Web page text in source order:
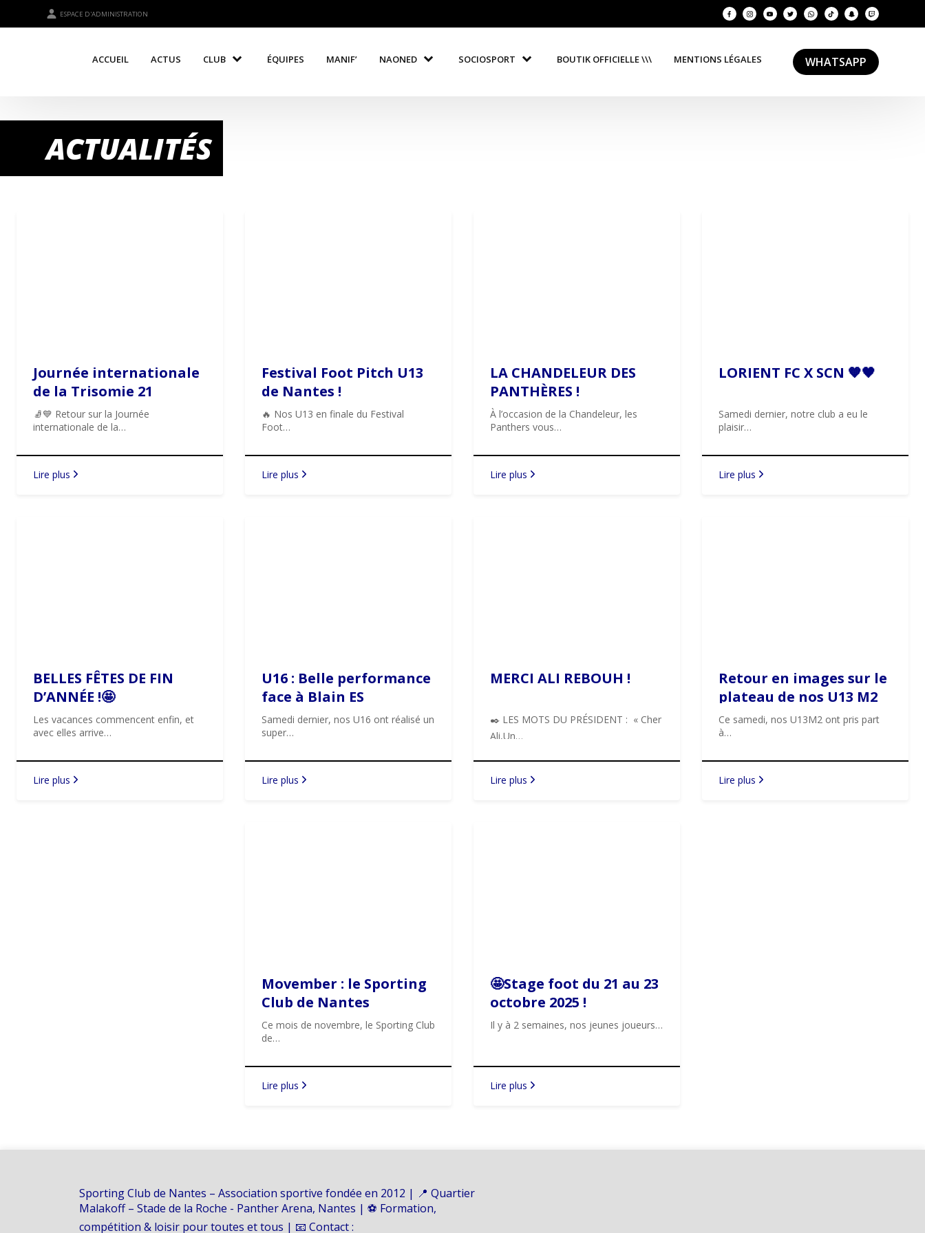
ESPACE D'ADMINISTRATION
ACCUEIL ACTUS CLUB ÉQUIPES MANIF’ NAONED SOCIOSPORT BOUTIK OFFICIELLE \\\ MENTIONS LÉGALES WHATSAPP
ACTUALITÉS
Journée internationale
de la Trisomie 21
🧦💙 Retour sur la Journée
internationale de la…
Lire plus
Festival Foot Pitch U13
de Nantes !
🔥 Nos U13 en finale du Festival
Foot…
Lire plus
LA CHANDELEUR DES
PANTHÈRES !
À l’occasion de la Chandeleur, les
Panthers vous…
Lire plus
LORIENT FC X SCN 🧡🖤
Samedi dernier, notre club a eu le
plaisir…
Lire plus
BELLES FÊTES DE FIN
D’ANNÉE !🤩
Les vacances commencent enfin, et
avec elles arrive…
Lire plus
U16 : Belle performance
face à Blain ES
Samedi dernier, nos U16 ont réalisé un
super…
Lire plus
MERCI ALI REBOUH !
✒️ LES MOTS DU PRÉSIDENT : « Cher
Ali,Un…
Lire plus
Retour en images sur le
plateau de nos U13 M2
de samedi dernier !
Ce samedi, nos U13M2 ont pris part
à…
Lire plus
Movember : le Sporting
Club de Nantes
s’engage !💙🫱🏼‍🫲🏽
Ce mois de novembre, le Sporting Club
de…
Lire plus
🤩Stage foot du 21 au 23
octobre 2025 !
Il y à 2 semaines, nos jeunes joueurs…
Lire plus
Sporting Club de Nantes – Association sportive fondée en 2012 | 📍 Quartier
Malakoff – Stade de la Roche - Panther Arena, Nantes | ⚽ Formation,
compétition & loisir pour toutes et tous | 📧 Contact :